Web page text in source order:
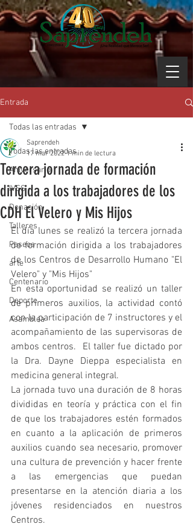
Entrada
Todas las entradas
Aniversario
IVSS
Donación
Talleres
Paseos
arte
Centenario
Deporte
Asamblea
Todas las entradas
Tercera jornada de formación
dirigida a los trabajadores de los
CDH El Velero y Mis Hijos
Saprendeh
17 mar 2022 1 min de lectura
El día lunes se realizó la tercera jornada
de formación dirigida a los trabajadores
de los Centros de Desarrollo Humano "El
Velero" y "Mis Hijos"
En esta oportunidad se realizó un taller
de primeros auxilios, la actividad contó
con la participación de 7 instructores y el
acompañamiento de las supervisoras de
ambos centros.  El taller fue dictado por
la Dra. Dayne Dieppa especialista en
medicina general integral.
La jornada tuvo una duración de 8 horas
divididas en teoría y práctica con el fin
de que los trabajadores estén formados
en cuanto a la aplicación de primeros
auxilios cuando sea necesario, promover
una cultura de prevención y hacer frente
a las emergencias que puedan
presentarse en la atención diaria a los
jóvenes residenciados en nuestros
Centros.